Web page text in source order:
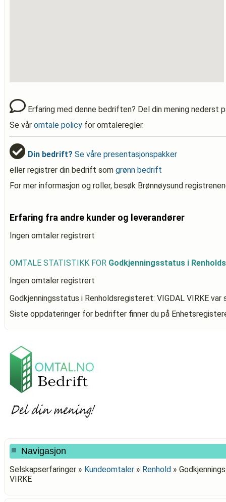
Erfaring med denne bedriften? Del din mening nederst
Se vår omtale policy for omtaleregler.
Din bedrift? Se våre presentasjonspakker
eller registrer din bedrift som grønn bedrift
For mer informasjon og roller, besøk Brønnøysund
Erfaring fra andre kunder og leverandører
Ingen omtaler registrert
OMTALE STATISTIKK FOR Godkjenningsstatus i
Ingen omtaler registrert
Godkjenningsstatus i Renholdsregisteret: VIGDAL VIRKE var
Siste oppdateringer for bedrifter finner du på
Navigasjon
Selskapserfaringer » Kundeomtaler » Renhold »
VIRKE